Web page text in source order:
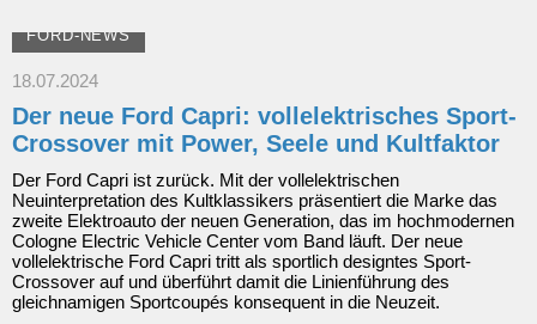
FORD-NEWS
18.07.2024
Der neue Ford Capri: vollelektrisches Sport-
Crossover mit Power, Seele und Kultfaktor
Der Ford Capri ist zurück. Mit der vollelektrischen
Neuinterpretation des Kultklassikers präsentiert die Marke das
zweite Elektroauto der neuen Generation, das im hochmodernen
Cologne Electric Vehicle Center vom Band läuft. Der neue
vollelektrische Ford Capri tritt als sportlich designtes Sport-
Crossover auf und überführt damit die Linienführung des
gleichnamigen Sportcoupés konsequent in die Neuzeit.